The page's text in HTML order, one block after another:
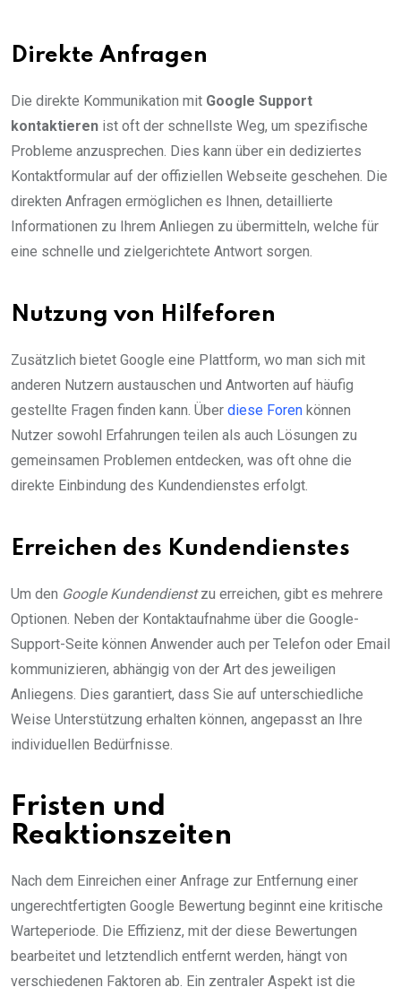
Direkte Anfragen
Die direkte Kommunikation mit Google Support
kontaktieren ist oft der schnellste Weg, um spezifische
Probleme anzusprechen. Dies kann über ein dediziertes
Kontaktformular auf der offiziellen Webseite geschehen. Die
direkten Anfragen ermöglichen es Ihnen, detaillierte
Informationen zu Ihrem Anliegen zu übermitteln, welche für
eine schnelle und zielgerichtete Antwort sorgen.
Nutzung von Hilfeforen
Zusätzlich bietet Google eine Plattform, wo man sich mit
anderen Nutzern austauschen und Antworten auf häufig
gestellte Fragen finden kann. Über diese Foren können
Nutzer sowohl Erfahrungen teilen als auch Lösungen zu
gemeinsamen Problemen entdecken, was oft ohne die
direkte Einbindung des Kundendienstes erfolgt.
Erreichen des Kundendienstes
Um den Google Kundendienstzu erreichen, gibt es mehrere
Optionen. Neben der Kontaktaufnahme über die Google-
Support-Seite können Anwender auch per Telefon oder Email
kommunizieren, abhängig von der Art des jeweiligen
Anliegens. Dies garantiert, dass Sie auf unterschiedliche
Weise Unterstützung erhalten können, angepasst an Ihre
individuellen Bedürfnisse.
Fristen und
Reaktionszeiten
Nach dem Einreichen einer Anfrage zur Entfernung einer
ungerechtfertigten Google Bewertung beginnt eine kritische
Warteperiode. Die Effizienz, mit der diese Bewertungen
bearbeitet und letztendlich entfernt werden, hängt von
verschiedenen Faktoren ab. Ein zentraler Aspekt ist die